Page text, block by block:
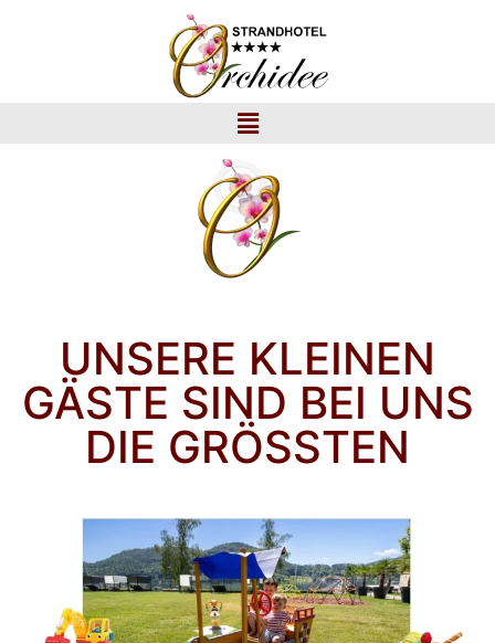
UNSERE KLEINEN
GÄSTE SIND BEI UNS
DIE GRÖSSTEN